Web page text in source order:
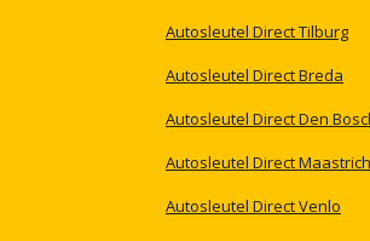
Autosleutel DirectTilburg
Autosleutel DirectBreda
Autosleutel DirectDen
Autosleutel Direct
Autosleutel DirectVenlo